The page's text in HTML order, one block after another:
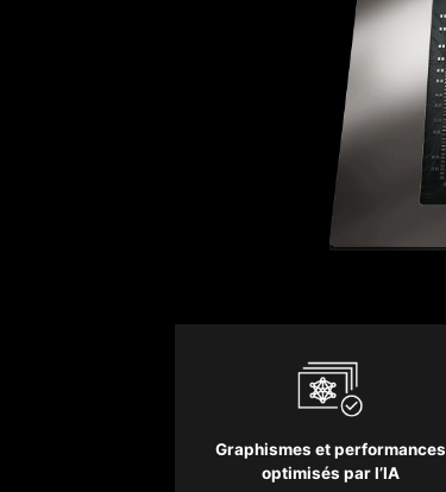
Graphismes et performances
optimisés par l’IA